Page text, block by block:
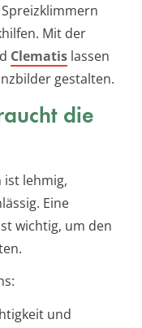
Mit der
Clematis lassen
gestalten.
die
ist lehmig,
Eine
wichtig, um den
und